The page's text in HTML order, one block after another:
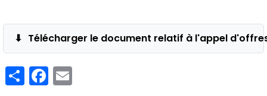
Télécharger le document relatif à l'appel
ShareFacebook